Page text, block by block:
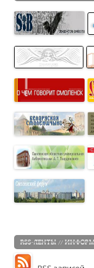
RSS-ЛЕНТЫ //